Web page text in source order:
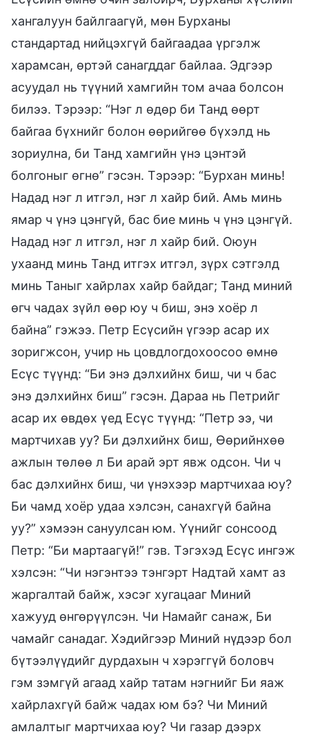
хангалуун байлгаагүй, мөн Бурханы
стандартад нийцэхгүй байгаадаа үргэлж
харамсан, өртэй санагддаг байлаа. Эдгээр
асуудал нь түүний хамгийн том ачаа болсон
билээ. Тэрээр: “Нэг л өдөр би Танд өөрт
байгаа бүхнийг болон өөрийгөө бүхэлд нь
зориулна, би Танд хамгийн үнэ цэнтэй
болгоныг өгнө” гэсэн. Тэрээр: “Бурхан минь!
Надад нэг л итгэл, нэг л хайр бий. Амь минь
ямар ч үнэ цэнгүй, бас бие минь ч үнэ цэнгүй.
Надад нэг л итгэл, нэг л хайр бий. Оюун
ухаанд минь Танд итгэх итгэл, зүрх сэтгэлд
минь Таныг хайрлах хайр байдаг; Танд миний
өгч чадах зүйл өөр юу ч биш, энэ хоёр л
байна” гэжээ. Петр Есүсийн үгээр асар их
зоригжсон, учир нь цовдлогдохоосоо өмнө
Есүс түүнд: “Би энэ дэлхийнх биш, чи ч бас
энэ дэлхийнх биш” гэсэн. Дараа нь Петрийг
асар их өвдөх үед Есүс түүнд: “Петр ээ, чи
мартчихав уу? Би дэлхийнх биш, Өөрийнхөө
ажлын төлөө л Би арай эрт явж одсон. Чи ч
бас дэлхийнх биш, чи үнэхээр мартчихаа юу?
Би чамд хоёр удаа хэлсэн, санахгүй байна
уу?” хэмээн сануулсан юм. Үүнийг сонсоод
Петр: “Би мартаагүй!” гэв. Тэгэхэд Есүс ингэж
хэлсэн: “Чи нэгэнтээ тэнгэрт Надтай хамт аз
жаргалтай байж, хэсэг хугацааг Миний
хажууд өнгөрүүлсэн. Чи Намайг санаж, Би
чамайг санадаг. Хэдийгээр Миний нүдээр бол
бүтээлүүдийг дурдахын ч хэрэггүй боловч
гэм зэмгүй агаад хайр татам нэгнийг Би яаж
хайрлахгүй байж чадах юм бэ? Чи Миний
амлалтыг мартчихаа юу? Чи газар дээрх